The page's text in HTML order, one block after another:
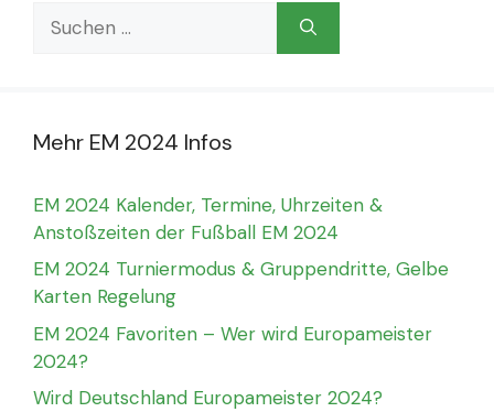
Suchen
nach:
Mehr EM 2024 Infos
EM 2024 Kalender, Termine, Uhrzeiten &
Anstoßzeiten der Fußball EM 2024
EM 2024 Turniermodus & Gruppendritte, Gelbe
Karten Regelung
EM 2024 Favoriten – Wer wird Europameister
2024?
Wird Deutschland Europameister 2024?